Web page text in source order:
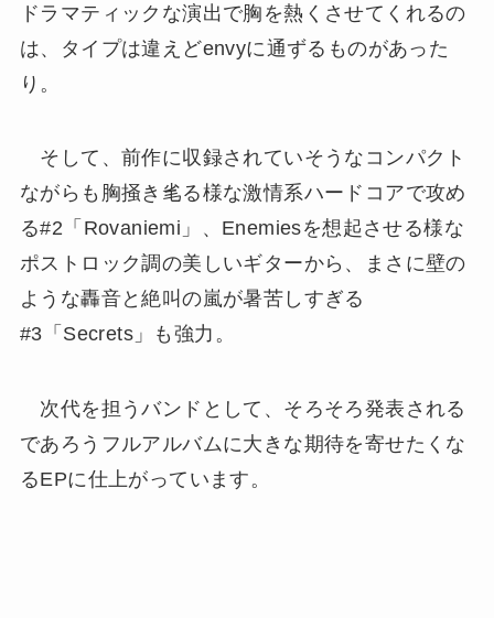
ドラマティックな演出で胸を熱くさせてくれるの
は、タイプは違えどenvyに通ずるものがあった
り。
そして、前作に収録されていそうなコンパクト
ながらも胸掻き毟る様な激情系ハードコアで攻め
る#2「Rovaniemi」、Enemiesを想起させる様な
ポストロック調の美しいギターから、まさに壁の
ような轟音と絶叫の嵐が暑苦しすぎる
#3「Secrets」も強力。
次代を担うバンドとして、そろそろ発表される
であろうフルアルバムに大きな期待を寄せたくな
るEPに仕上がっています。